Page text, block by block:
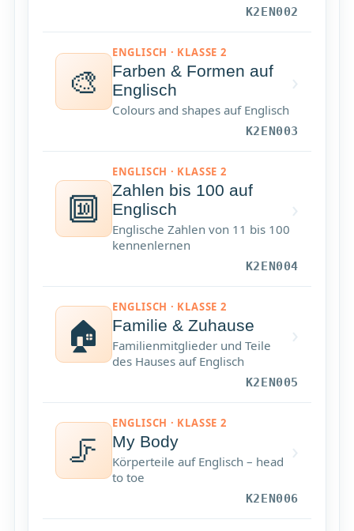
K2EN002
🎨
ENGLISCH · KLASSE 2
Farben & Formen auf
Englisch
Colours and shapes auf Englisch
K2EN003
›
🔟
ENGLISCH · KLASSE 2
Zahlen bis 100 auf
Englisch
Englische Zahlen von 11 bis 100
kennenlernen
K2EN004
›
🏠
ENGLISCH · KLASSE 2
Familie & Zuhause
Familienmitglieder und Teile
des Hauses auf Englisch
K2EN005
›
🦵
ENGLISCH · KLASSE 2
My Body
Körperteile auf Englisch – head
to toe
K2EN006
›